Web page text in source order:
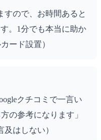
すので、お時間あると
。1分でも本当に助か
ード設置）
クチコミで一言い
の参考になります」
及はしない）